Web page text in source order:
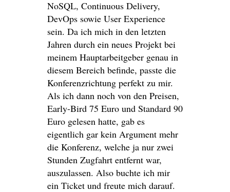
NoSQL, Continuous Delivery,
DevOps sowie User Experience
sein. Da ich mich in den letzten
Jahren durch ein neues Projekt bei
meinem Hauptarbeitgeber genau in
diesem Bereich befinde, passte die
Konferenzrichtung perfekt zu mir.
Als ich dann noch von den Preisen,
Early-Bird 75 Euro und Standard 90
Euro gelesen hatte, gab es
eigentlich gar kein Argument mehr
die Konferenz, welche ja nur zwei
Stunden Zugfahrt entfernt war,
auszulassen. Also buchte ich mir
ein Ticket und freute mich darauf.